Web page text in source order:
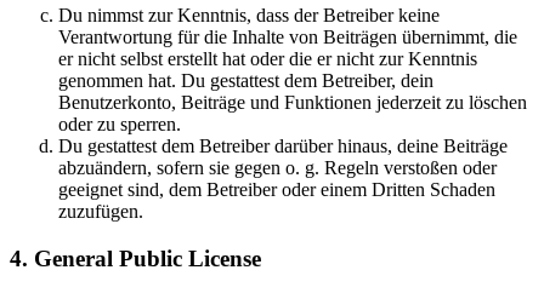
Du nimmst zur Kenntnis, dass der Betreiber keine
Verantwortung für die Inhalte von Beiträgen übernimmt, die
er nicht selbst erstellt hat oder die er nicht zur Kenntnis
genommen hat. Du gestattest dem Betreiber, dein
Benutzerkonto, Beiträge und Funktionen jederzeit zu löschen
oder zu sperren.
Du gestattest dem Betreiber darüber hinaus, deine Beiträge
abzuändern, sofern sie gegen o. g. Regeln verstoßen oder
geeignet sind, dem Betreiber oder einem Dritten Schaden
zuzufügen.
4. General Public License